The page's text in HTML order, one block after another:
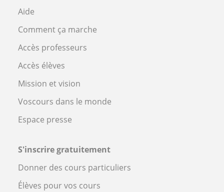
Aide
Comment ça marche
Accès professeurs
Accès élèves
Mission et vision
Voscours dans le monde
Espace presse
S'inscrire gratuitement
Donner des cours particuliers
Élèves pour vos cours